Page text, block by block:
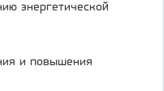
энергетической
и повышения